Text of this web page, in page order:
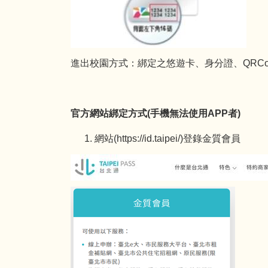
進出校園方式：綁定之悠遊卡、身分證、
官方網站綁定方式(手機無法使用APP者)
網站(https://id.taipei/)登錄金質會員